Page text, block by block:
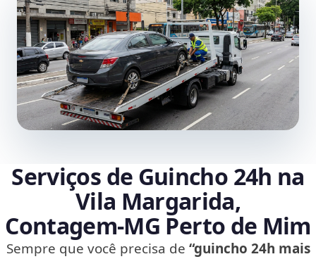
Serviços de Guincho 24h na
Vila Margarida,
Contagem‑MG Perto de Mim
Sempre que você precisa de “guincho 24h mais